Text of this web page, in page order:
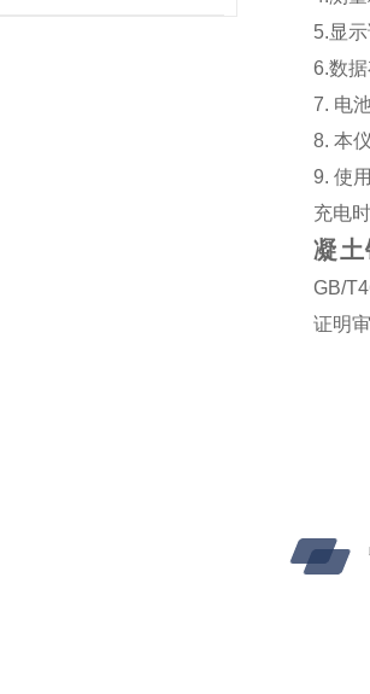
5.显
6.数
7. 电
8. 本
9. 使
充电
凝
GB/
证明